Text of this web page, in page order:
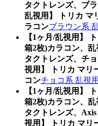
タクトレンズ、ブ
乱視用】 トリカ マ
ラコンブラウン系
【1ヶ月/乱視用】
箱2枚)カラコン、
タクトレンズ、チ
視用】 トリカ マリ
コンチョコ系 乱視
【1ヶ月/乱視用】
箱2枚)カラコン、
タクトレンズ、Axis
視用】 トリカ マリ